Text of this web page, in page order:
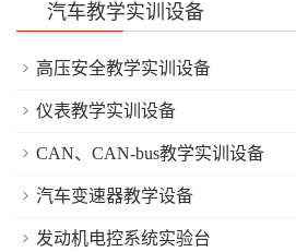
汽车教学实训设备
高压安全教学实训设备
仪表教学实训设备
CAN、CAN-bus教学实训设备
汽车变速器教学设备
发动机电控系统实验台